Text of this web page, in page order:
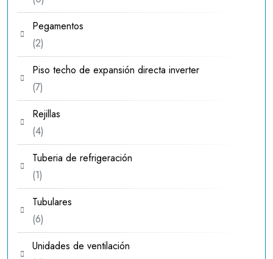
productos
Pegamentos
22
productos
Piso techo de expansión directa inverter
77
productos
Rejillas
44
productos
Tuberia de refrigeración
11
producto
Tubulares
66
productos
Unidades de ventilación